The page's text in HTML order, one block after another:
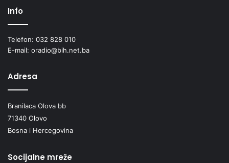
Info
Telefon: 032 828 010
E-mail: oradio@bih.net.ba
Adresa
Branilaca Olova bb
71340 Olovo
Bosna i Hercegovina
Socijalne mreže